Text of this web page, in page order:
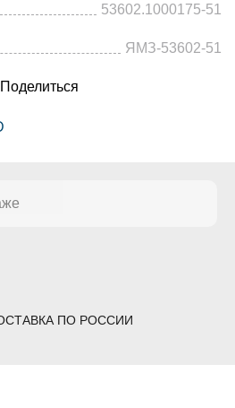
53602.1000175-51
ЯМЗ-53602-51
Поделиться
ПО РОССИИ